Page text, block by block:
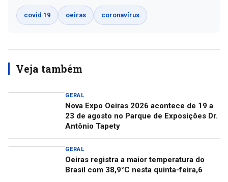
covid 19 oeiras coronavírus
Veja também
GERAL
Nova Expo Oeiras 2026 acontece de 19 a
23 de agosto no Parque de Exposições Dr.
Antônio Tapety
GERAL
Oeiras registra a maior temperatura do
Brasil com 38,9°C nesta quinta-feira,6